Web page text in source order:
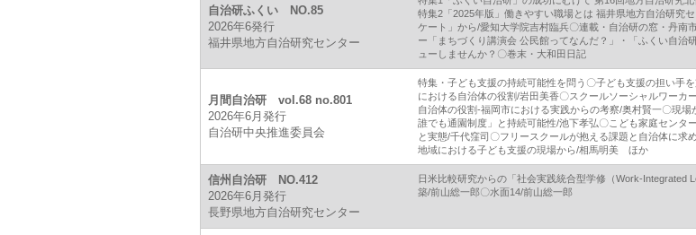
自治研ふくい NO.85
2026年6発行
福井県地方自治研究センター
特集2「2025年版」働きやすい職場とは 福井県地方自治研究
ケート」から/愛知大学院吉村臨兵〇連載・自治研の窓・丹南
ー「まちづくり講演会 公民館ってなんだ？」・「ふくい自治
ューしませんか？〇巻末・大和田日記
月間自治研 vol.68 no.801
2026年6月発行
自治研中央推進委員会
特集・子ども支援の持続可能性を問う〇子ども支援の担い手
における自治体の役割/岩田美香〇スクールソーシャルワーカ
自治体の役割‐福岡市における実践からの考察/奥村賢一〇現場
誰でも通園制度」と持続可能性/池下孝弘〇こども家庭センタ
と実態/千代窪司〇フリースクールが抱える課題と自治体に求
地域における子ども支援の現場から/相馬明美 ほか
信州自治研 NO.412
2026年6月発行
長野県地方自治研究センター
日米比較研究からの「社会実践統合型学修（Work-Integrated
築/前山総一郎〇水面14/前山総一郎